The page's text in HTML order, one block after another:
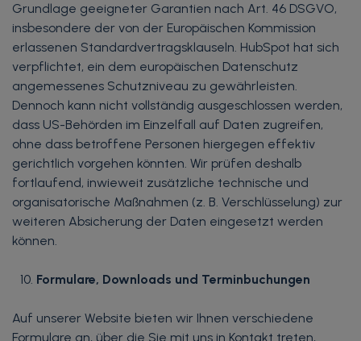
Grundlage geeigneter Garantien nach Art. 46 DSGVO,
insbesondere der von der Europäischen Kommission
erlassenen Standardvertragsklauseln. HubSpot hat sich
verpflichtet, ein dem europäischen Datenschutz
angemessenes Schutzniveau zu gewährleisten.
Dennoch kann nicht vollständig ausgeschlossen werden,
dass US-Behörden im Einzelfall auf Daten zugreifen,
ohne dass betroffene Personen hiergegen effektiv
gerichtlich vorgehen könnten. Wir prüfen deshalb
fortlaufend, inwieweit zusätzliche technische und
organisatorische Maßnahmen (z. B. Verschlüsselung) zur
weiteren Absicherung der Daten eingesetzt werden
können.
Formulare, Downloads und Terminbuchungen
Auf unserer Website bieten wir Ihnen verschiedene
Formulare an, über die Sie mit uns in Kontakt treten,